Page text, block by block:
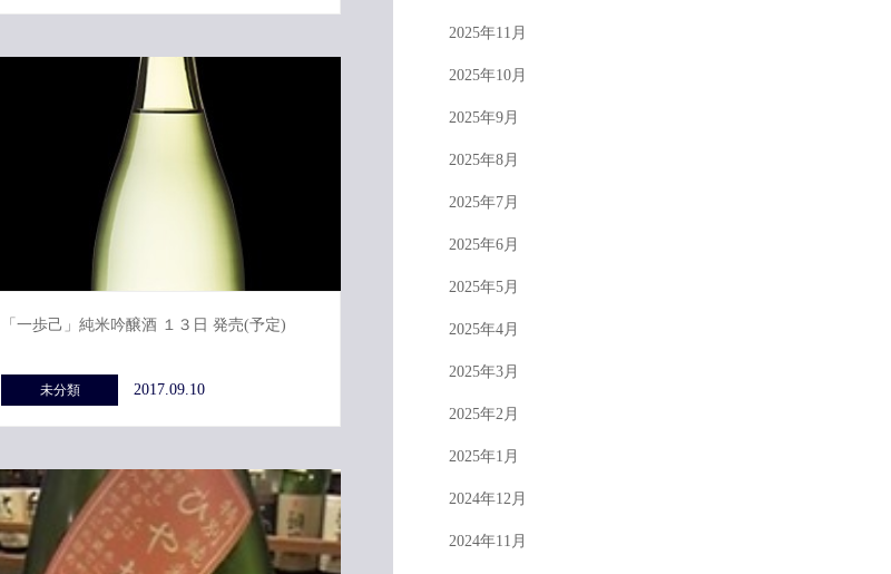
「一歩己」純米吟醸酒 １３日 発売(予定)
未分類 2017.09.10
2025年11月
2025年10月
2025年9月
2025年8月
2025年7月
2025年6月
2025年5月
2025年4月
2025年3月
2025年2月
2025年1月
2024年12月
2024年11月